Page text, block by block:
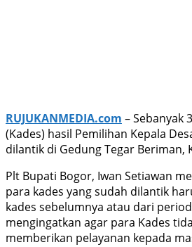
RUJUKANMEDIA.com – Sebanyak
(Kades) hasil Pemilihan Kepala
dilantik di Gedung Tegar Beriman,
Plt Bupati Bogor, Iwan Setiawan
para kades yang sudah dilantik
kades sebelumnya atau dari
mengingatkan agar para Kades
memberikan pelayanan kepada